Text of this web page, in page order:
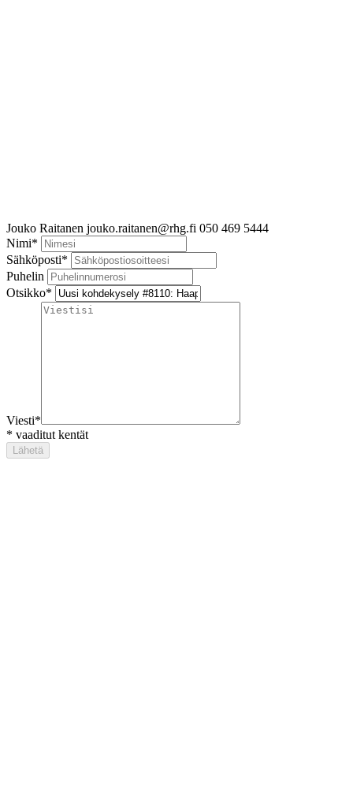
Jouko Raitanen jouko.raitanen@rhg.fi 050 469 5444
Nimi*
Sähköposti*
Puhelin
Otsikko*
Viesti*
* vaaditut kentät